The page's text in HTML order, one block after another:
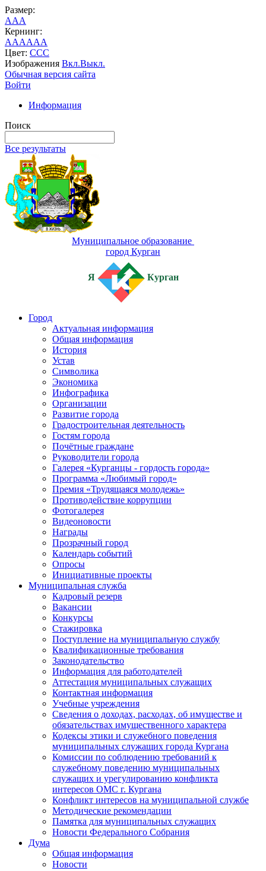
Размер:
AAA
Кернинг:
AAAAAA
Цвет: CCC
Изображения Вкл.Выкл.
Обычная версия сайта
Войти
Информация
Поиск
Все результаты
Муниципальное образование
город Курган
Я Курган
Город
Актуальная информация
Общая информация
История
Устав
Символика
Экономика
Инфографика
Организации
Развитие города
Градостроительная деятельность
Гостям города
Почётные граждане
Руководители города
Галерея «Курганцы - гордость города»
Программа «Любимый город»
Премия «Трудящаяся молодежь»
Противодействие коррупции
Фотогалерея
Видеоновости
Награды
Прозрачный город
Календарь событий
Опросы
Инициативные проекты
Муниципальная служба
Кадровый резерв
Вакансии
Конкурсы
Стажировка
Поступление на муниципальную службу
Квалификационные требования
Законодательство
Информация для работодателей
Аттестация муниципальных служащих
Контактная информация
Учебные учреждения
Сведения о доходах, расходах, об имуществе и
обязательствах имущественного характера
Кодексы этики и служебного поведения
муниципальных служащих города Кургана
Комиссии по соблюдению требований к
служебному поведению муниципальных
служащих и урегулированию конфликта
интересов ОМС г. Кургана
Конфликт интересов на муниципальной службе
Методические рекомендации
Памятка для муниципальных служащих
Новости Федерального Cобрания
Дума
Общая информация
Новости